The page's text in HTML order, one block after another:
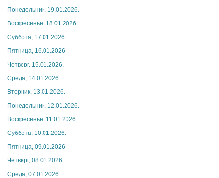
Понедельник, 19.01.2026.
Воскресенье, 18.01.2026.
Суббота, 17.01.2026.
Пятница, 16.01.2026.
Четверг, 15.01.2026.
Среда, 14.01.2026.
Вторник, 13.01.2026.
Понедельник, 12.01.2026.
Воскресенье, 11.01.2026.
Суббота, 10.01.2026.
Пятница, 09.01.2026.
Четверг, 08.01.2026.
Среда, 07.01.2026.